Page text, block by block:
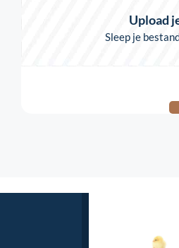
Upload
Sleep je